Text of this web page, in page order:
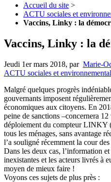
Accueil du site >
ACTU sociales et
Vaccins, Linky : la
Vaccins, Linky : la
Jeudi 1er mars 2018, par Marie-
ACTU sociales et
Malgré quelques progrès
gouvernants imposent
économiques aux citoyens. En
peine de sanctions –concernera
déploiement du compteur LINKY
tous les ménages, sans avantage
l’a souligné récemment la cour
Dans les deux cas, l’information
inexistantes et les acteurs livrés à
moyen de mieux faire !
Voyons ces sujets de plus près :